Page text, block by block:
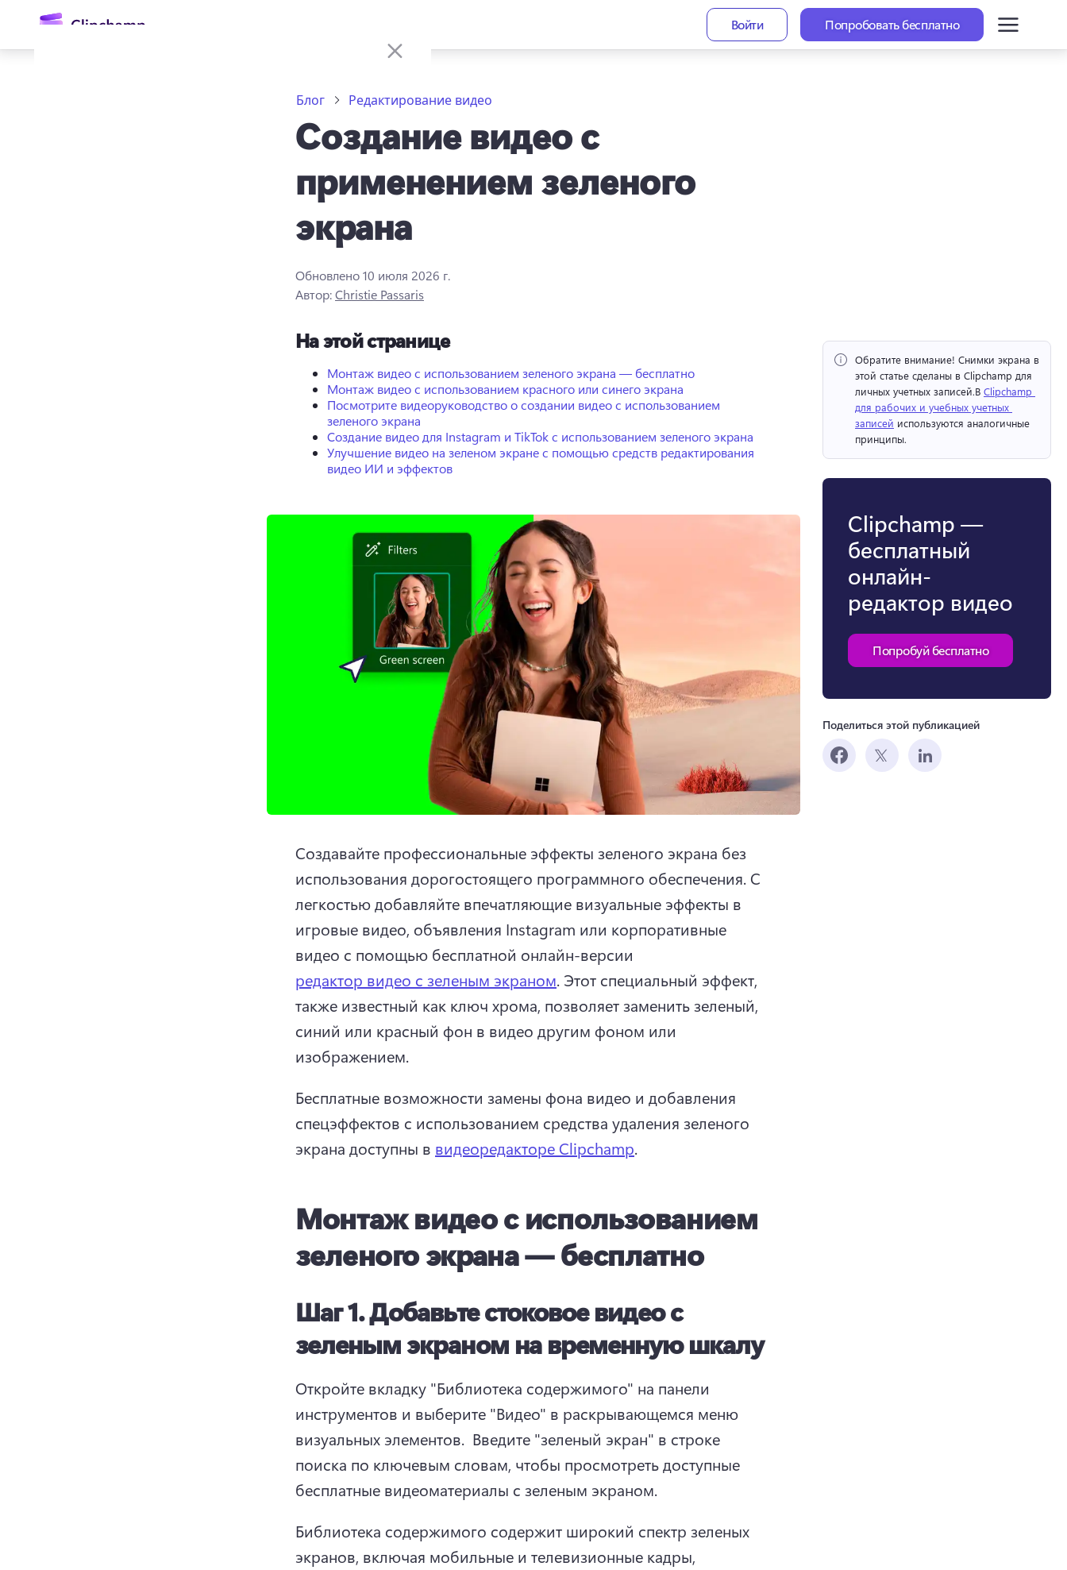
содержимому
Войти Попробовать бесплатно
Попробовать бесплатно
Блог Редактирование видео
Создание видео с
применением зеленого
экрана
Обновлено10 июля 2026 г.
Автор:Christie Passaris
На этой странице
Монтаж видео с использованием зеленого экрана — бесплатно
Монтаж видео с использованием красного или синего экрана
Посмотрите видеоруководство о создании видео с использованием
зеленого экрана
Создание видео для Instagram и TikTok с использованием зеленого экрана
Улучшение видео на зеленом экране с помощью средств редактирования
видео ИИ и эффектов
Создавайте профессиональные эффекты зеленого экрана без
использования дорогостоящего программного обеспечения. С
легкостью добавляйте впечатляющие визуальные эффекты в
игровые видео, объявления Instagram или корпоративные
видео с помощью бесплатной онлайн-версии
редактор видео с зеленым экраном. Этот специальный эффект,
также известный как ключ хрома, позволяет заменить зеленый,
синий или красный фон в видео другим фоном или
изображением.
Бесплатные возможности замены фона видео и добавления
спецэффектов с использованием средства удаления зеленого
экрана доступны в видеоредакторе Clipchamp.
Монтаж видео с использованием
зеленого экрана — бесплатно
Шаг 1.Добавьте стоковое видео с
зеленым экраном на временную шкалу
Откройте вкладку "Библиотека содержимого" на панели
инструментов и выберите "Видео" в раскрывающемся меню
визуальных элементов. Введите "зеленый экран" в строке
поиска по ключевым словам, чтобы просмотреть доступные
бесплатные видеоматериалы с зеленым экраном.
Библиотека содержимого содержит широкий спектр зеленых
экранов, включая мобильные и телевизионные кадры,
Обратите внимание! Снимки экрана в
этой статье сделаны в Clipchamp для
личных учетных записей.В Clipchamp
для рабочих и учебных учетных
записей используются аналогичные
принципы.
Clipchamp —
бесплатный
онлайн-
редактор видео
Попробуй бесплатно
Поделиться этой публикацией